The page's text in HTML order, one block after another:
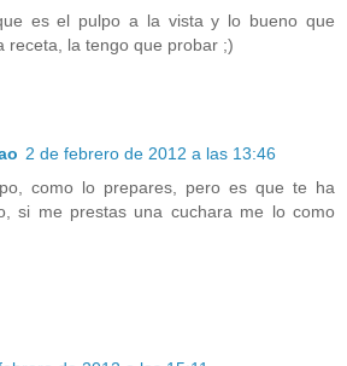
es el pulpo a la vista y lo bueno que
receta, la tengo que probar ;)
2 de febrero de 2012 a las 13:46
como lo prepares, pero es que te ha
si me prestas una cuchara me lo como